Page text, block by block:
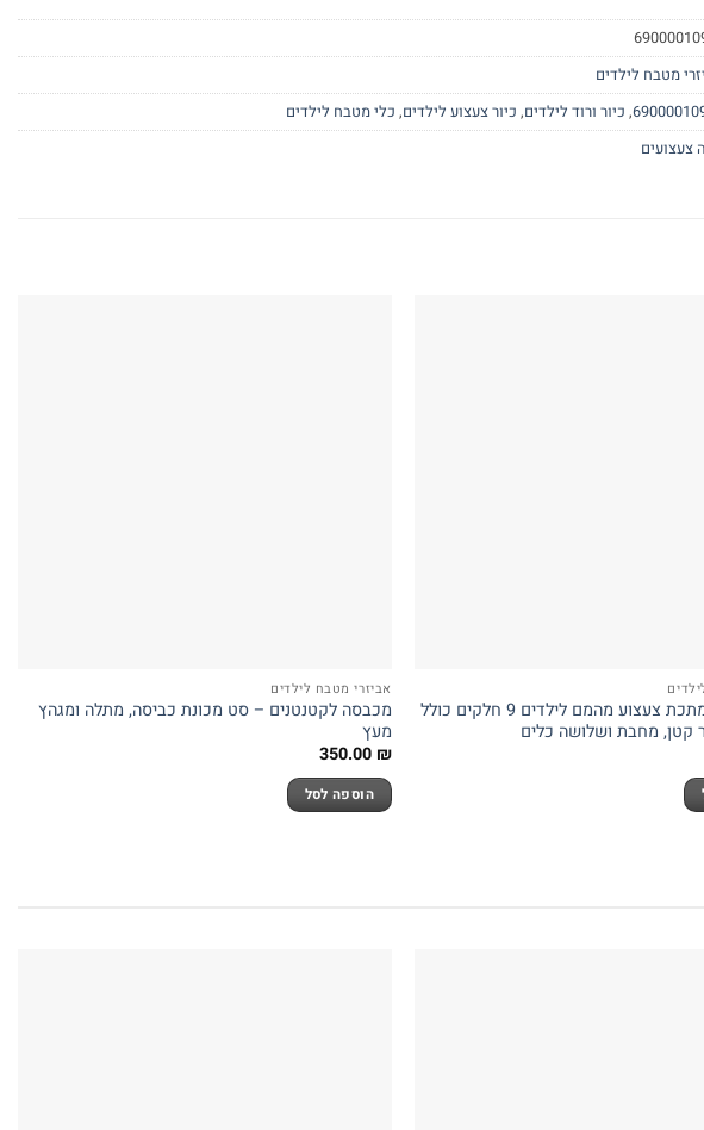
מטבח לילדים
, כיור ורוד לילדים, כיור צעצוע לילדים, כלי מטבח לילדים
צעצועים
סט סירים ממתכת צעצוע מהמם לילדים 9 חלקים כולל
קטן, מחבת ושלושה כלים
אביזרי מטבח לילדים
מכבסה לקטנטנים – סט מכונת כביסה, מתלה ומגהץ
מעץ
350.00 ₪
הוספה לסל